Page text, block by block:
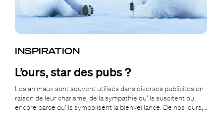
INSPIRATION
L’ours, star des pubs ?
Les animaux sont souvent utilisés dans diverses publicités en
raison de leur charisme, de la sympathie qu’ils suscitent ou
encore parce qu’ils symbolisent la bienveillance. De nos jours,…